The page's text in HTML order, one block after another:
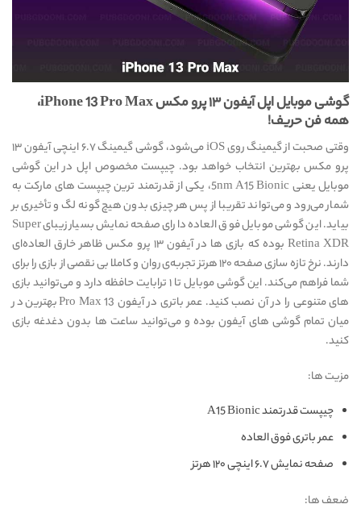
گوشی موبایل اپل آیفون ۱۳ پرو مکس iPhone 13 Pro Max،
همه فن حریف!
وقتی صحبت از گیمینگ روی iOS می‌شود، گوشی گیمینگ ۶.۷ اینچی آیفون ۱۳
پرو مکس بهترین انتخاب خواهد بود. چیپست مخصوص اپل در این گوشی
موبایل یعنی 5nm A15 Bionic، یکی از قدرتمند ترین چیپست های مارکت به
شمار می‌رود و می‌تواند تقریبا از پس هر چیزی بدون هیچ گونه لگ و تأخیری بر
بیاید. این گوشی موبایل فوق العاده دارای صفحه نمایش بسیار زیبای Super
Retina XDR بوده که بازی ها در آیفون ۱۳ پرو مکس ظاهر خارق العاده‌ای
دارند. نرخ تازه سازی صفحه ۱۲۰ هرتز تجربه‌ی روان و کاملا بی نقصی از بازی را برای
شما فراهم می‌کند. این گوشی موبایل تا ۱ ترابایت حافظه دارد و می‌توانید بازی
های متنوعی را در آن نصب کنید. عمر باتری در آیفون 13 Pro Max بهترین در
میان تمام گوشی های آیفون بوده و می‌توانید ساعت ها بدون دغدغه بازی
کنید.
مزیت ها:
چیپست قدرتمند A15 Bionic
عمر باتری فوق العاده
صفحه نمایش ۶.۷ اینچی ۱۲۰ هرتز
ضعف ها: